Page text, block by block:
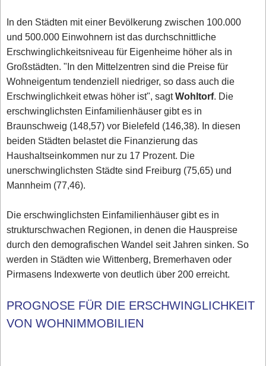
In den Städten mit einer Bevölkerung zwischen 100.000
und 500.000 Einwohnern ist das durchschnittliche
Erschwinglichkeitsniveau für Eigenheime höher als in
Großstädten. "In den Mittelzentren sind die Preise für
Wohneigentum tendenziell niedriger, so dass auch die
Erschwinglichkeit etwas höher ist", sagtWohltorf. Die
erschwinglichsten Einfamilienhäuser gibt es in
Braunschweig (148,57) vor Bielefeld (146,38). In diesen
beiden Städten belastet die Finanzierung das
Haushaltseinkommen nur zu 17 Prozent. Die
unerschwinglichsten Städte sind Freiburg (75,65) und
Mannheim (77,46).
Die erschwinglichsten Einfamilienhäuser gibt es in
strukturschwachen Regionen, in denen die Hauspreise
durch den demografischen Wandel seit Jahren sinken. So
werden in Städten wie Wittenberg, Bremerhaven oder
Pirmasens Indexwerte von deutlich über 200 erreicht.
PROGNOSE FÜR DIE ERSCHWINGLICHKEIT
VON WOHNIMMOBILIEN